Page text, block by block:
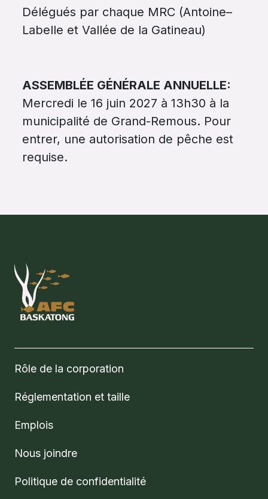
Délégués par chaque MRC (Antoine–
Labelle et Vallée de la Gatineau)
ASSEMBLÉE GÉNÉRALE ANNUELLE:
Mercredi le 16 juin 2027 à 13h30 à la
municipalité de Grand-Remous. Pour
entrer, une autorisation de pêche est
requise.
Rôle de la corporation
Réglementation et taille
Emplois
Nous joindre
Politique de confidentialité